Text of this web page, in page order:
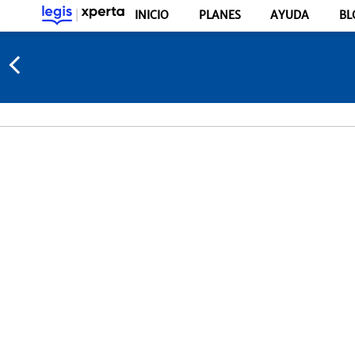
INICIO PLANES AYUDA